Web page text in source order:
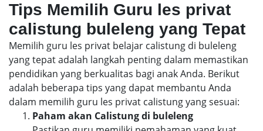
Tips Memilih Guru les privat
calistung buleleng yang Tepat
Memilih guru les privat belajar calistung di buleleng
yang tepat adalah langkah penting dalam memastikan
pendidikan yang berkualitas bagi anak Anda. Berikut
adalah beberapa tips yang dapat membantu Anda
dalam memilih guru les privat calistung yang sesuai:
Paham akan Calistung di buleleng